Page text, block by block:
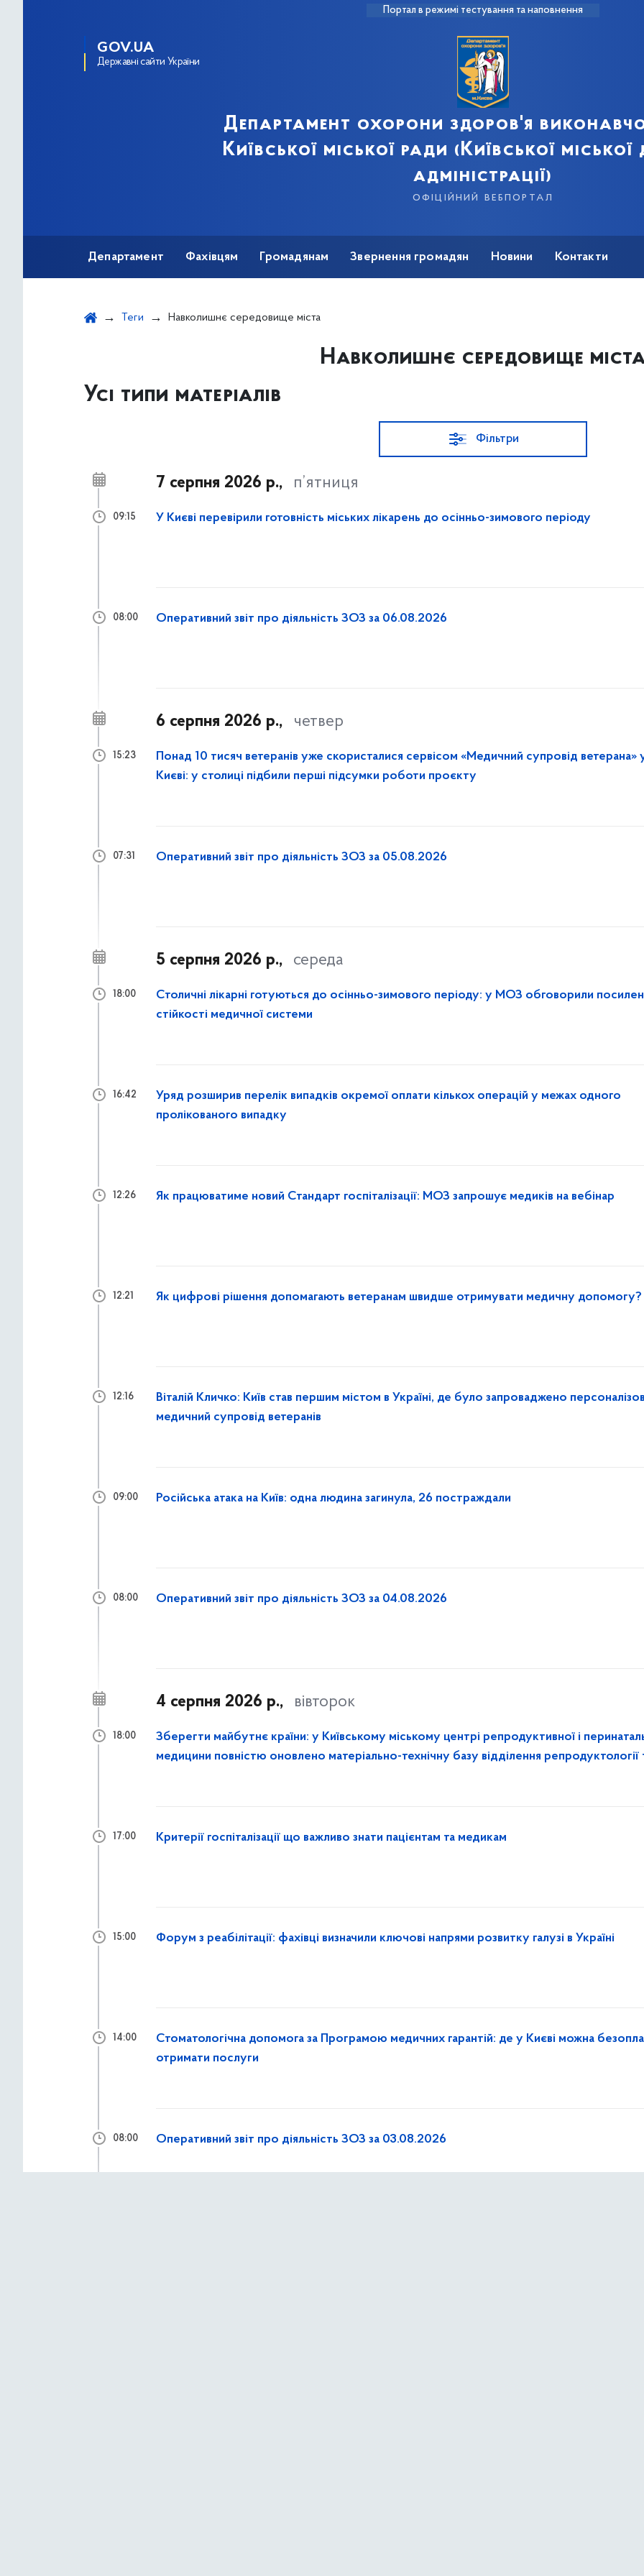
Портал в режимі тестування та наповнення
GOV.UA
Державні сайти України
Департамент охорони здоров'я
Київської міської ради (Київської
адміністрації)
офіційний вебпортал
Департамент Фахівцям Громадянам Звернення громадян Новини Контакти
Теги Навколишнє середовище міста
Навколишнє середовище
Усі типи матеріалів
Фільтри
7 серпня 2026 р., п’ятниця
У Києві перевірили готовність міських лікарень до осінньо-зимового періоду
09:15
Оперативний звіт про діяльність ЗОЗ за 06.08.2026
08:00
6 серпня 2026 р., четвер
Понад 10 тисяч ветеранів уже скористалися сервісом «Медичний супровід ветерана»
Києві: у столиці підбили перші підсумки роботи проєкту
15:23
Оперативний звіт про діяльність ЗОЗ за 05.08.2026
07:31
5 серпня 2026 р., середа
Столичні лікарні готуються до осінньо-зимового періоду: у МОЗ обговорили
стійкості медичної системи
18:00
Уряд розширив перелік випадків окремої оплати кількох операцій у межах одного
пролікованого випадку
16:42
Як працюватиме новий Стандарт госпіталізації: МОЗ запрошує медиків на вебінар
12:26
Як цифрові рішення допомагають ветеранам швидше отримувати медичну допомогу?
12:21
Віталій Кличко: Київ став першим містом в Україні, де було запроваджено
медичний супровід ветеранів
12:16
Російська атака на Київ: одна людина загинула, 26 постраждали
09:00
Оперативний звіт про діяльність ЗОЗ за 04.08.2026
08:00
4 серпня 2026 р., вівторок
Зберегти майбутнє країни: у Київському міському центрі репродуктивної і
медицини повністю оновлено матеріально-технічну базу відділення репродуктології
18:00
Критерії госпіталізації що важливо знати пацієнтам та медикам
17:00
Форум з реабілітації: фахівці визначили ключові напрями розвитку галузі в Україні
15:00
Стоматологічна допомога за Програмою медичних гарантій: де у Києві можна
отримати послуги
14:00
Оперативний звіт про діяльність ЗОЗ за 03.08.2026
08:00